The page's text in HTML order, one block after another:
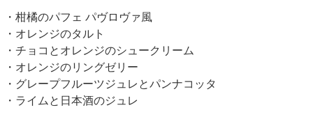
・柑橘のパフェ パヴロヴァ風
・オレンジのタルト
・チョコとオレンジのシュークリーム
・オレンジのリングゼリー
・グレープフルーツジュレとパンナコッタ
・ライムと日本酒のジュレ